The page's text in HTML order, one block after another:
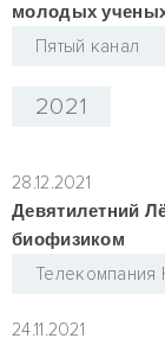
молодых
Пятый канал
2021
28.12.2021
Девятилетний
биофизиком
Телекомпания
24.11.2021